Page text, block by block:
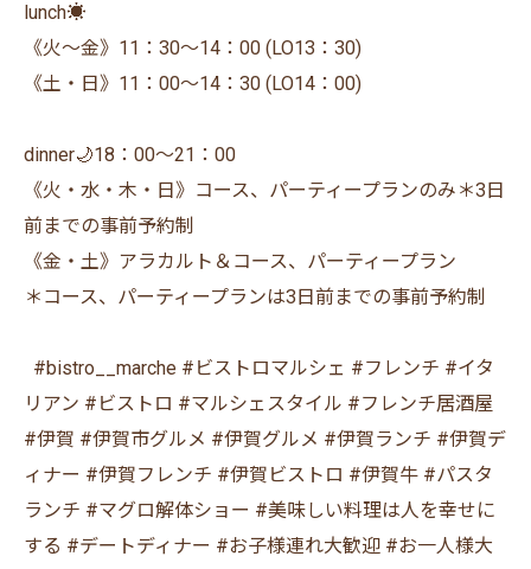
lunch☀️
《火〜金》11：30〜14：00 (LO13：30)
《土・日》11：00〜14：30 (LO14：00)
dinner🌙18：00〜21：00
《火・水・木・日》コース、パーティープランのみ＊3日
前までの事前予約制
《金・土》アラカルト＆コース、パーティープラン
＊コース、パーティープランは3日前までの事前予約制
⁡ ⁡ #bistro__marche #ビストロマルシェ #フレンチ #イタ
リアン #ビストロ #マルシェスタイル #フレンチ居酒屋
#伊賀 #伊賀市グルメ #伊賀グルメ #伊賀ランチ #伊賀デ
ィナー #伊賀フレンチ #伊賀ビストロ #伊賀牛 #パスタ
ランチ #マグロ解体ショー #美味しい料理は人を幸せに
する #デートディナー #お子様連れ大歓迎 #お一人様大